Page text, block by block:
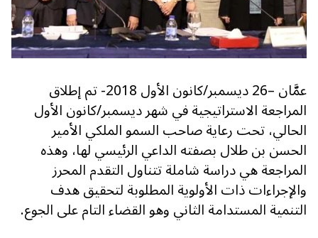
عمَّان –26 ديسمبر/كانون الأول 2018- تم إطلاق
المراجعة الاستراتيجية في شهر ديسمبر/كانون الأول
الحالي، تحت رعاية صاحب السمو الملكي الأمير
الحسن بن طلال بصفته الداعي الرئيسي لها، وهذه
المراجعة هي دراسة شاملة تتناول التقدم المحرز
والإجراءات ذات الأولوية المطلوبة لتحقيق هدف
التنمية المستدامة الثاني وهو القضاء التام على الجوع.